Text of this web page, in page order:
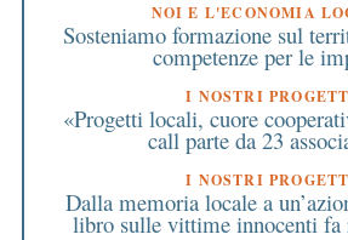
NOI E L'ECONOMIA
Sosteniamo formazione sul
competenze per le
I NOSTRI
«Progetti locali, cuore
call parte da 23
I NOSTRI
Dalla memoria locale a
libro sulle vittime innocenti fa